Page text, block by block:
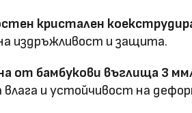
водоустойчив &
Фрезовано снаждане /
профил
кристален
издръжливост и защита.
от бамбукови въглища 3
влага и устойчивост на